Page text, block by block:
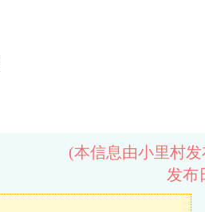
(本信息由小里村
发布